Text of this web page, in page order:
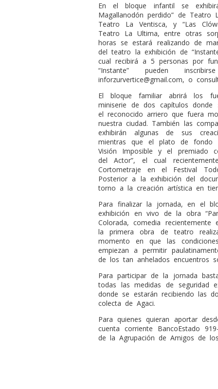
En el bloque infantil se
Magallanodón perdido” de Teatro
Teatro La Ventisca, y “Las
Teatro La Ultima, entre otras
horas se estará realizando de
del teatro la exhibición de
cual recibirá a 5 personas por
“Instante” pueden
inforzurvertice@gmail.com, o
El bloque familiar abrirá los
miniserie de dos capítulos
el reconocido arriero que fuera
nuestra ciudad. También las
exhibirán algunas de sus
mientras que el plato de fondo
Visión Imposible y el premiado
del Actor”, el cual
Cortometraje en el Festival
Posterior a la exhibición del
torno a la creación artística en
Para finalizar la jornada, en el
exhibición en vivo de la obra
Colorada, comedia
la primera obra de teatro
momento en que las
empiezan a permitir
de los tan anhelados encuentros
Para participar de la jornada
todas las medidas de seguridad
donde se estarán recibiendo las
colecta de Agaci.
Para quienes quieran aportar
cuenta corriente BancoEstado
de la Agrupación de Amigos de